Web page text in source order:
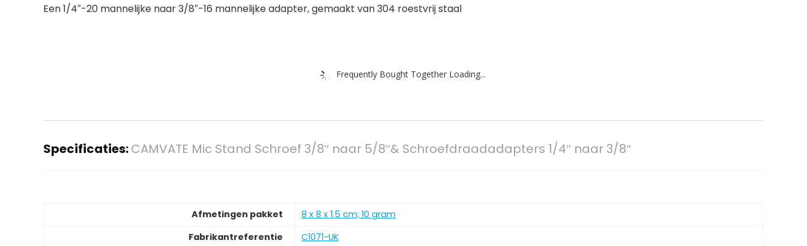
Een 1/4″-20 mannelijke naar 3/8″-16 mannelijke adapter, gemaakt van 304 roestvrij staal
Frequently Bought Together Loading...
Specificaties:CAMVATE Mic Stand Schroef 3/8″ naar 5/8″& Schroefdraadadapters 1/4″ naar 3/8″
Afmetingen pakket
‎8 x 8 x 1.5 cm; 10 gram
Fabrikantreferentie
‎C1071-UK